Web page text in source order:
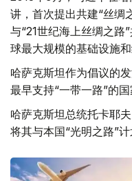
讲，首次提出共建“丝绸
与“21世纪海上丝绸之路
球最大规模的基础设施和
哈萨克斯坦作为倡议的
最早支持“一带一路”的国
哈萨克斯坦总统托卡耶
将其与本国“光明之路”计